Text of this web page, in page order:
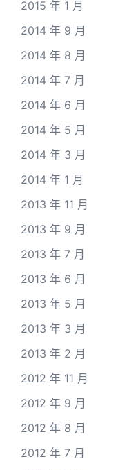
2015 年 1 月
2014 年 9 月
2014 年 8 月
2014 年 7 月
2014 年 6 月
2014 年 5 月
2014 年 3 月
2014 年 1 月
2013 年 11 月
2013 年 9 月
2013 年 7 月
2013 年 6 月
2013 年 5 月
2013 年 3 月
2013 年 2 月
2012 年 11 月
2012 年 9 月
2012 年 8 月
2012 年 7 月